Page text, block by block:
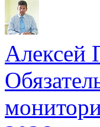
Алексей